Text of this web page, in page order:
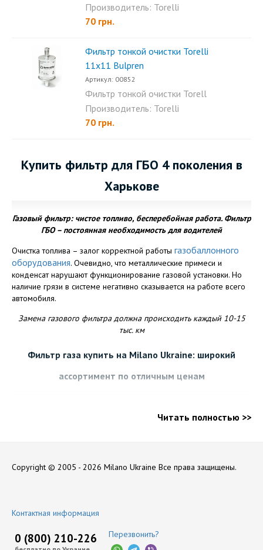
Torelli 12х12 с фильтр...
Производитель: Torelli
70 грн.
Фильтр тонкой очистки Torelli
11х11 Bulpren
Артикул: 00852
Фильтр тонкой очистки Torell
11х11 Bulpren имеет...
Производитель: Torelli
70 грн.
Купить фильтр для ГБО 4 поколения в
Харькове
Газовый фильтр: чистое топливо, бесперебойная работа. Фильтр
ГБО– постоянная необходимость для водителей
Очистка топлива – залог корректной работы газобаллонного
оборудования. Очевидно, что металлические примеси и
конденсат нарушают функционирование газовой установки. Но
наличие грязи в системе негативно сказывается на работе всего
автомобиля.
Замена газового фильтра должна происходить каждый 10-15
тыс. км
Фильтр газа купить на Milano Ukraine: широкий
ассортимент по отличным ценам
фильтр редуктора грубой очистки
Возможность выбора службы доставки – любимой,
дому
Читать полностью >>
Copyright © 2005 - 2026 Milano Ukraine Все права защищены.
Контактная информация
0 (800) 210-226 Перезвонить?